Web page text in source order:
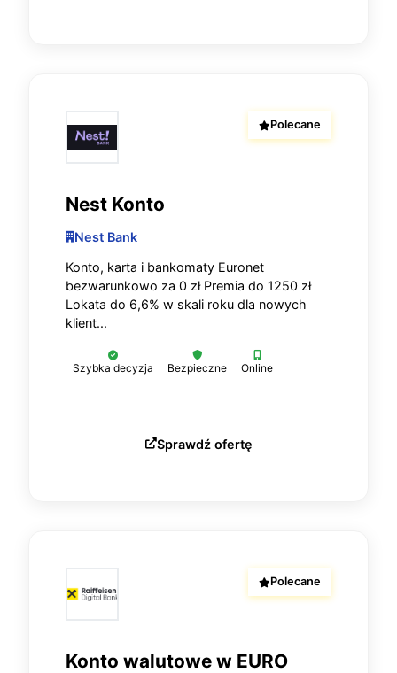
Polecane
Nest Konto
Nest Bank
Konto, karta i bankomaty Euronet
bezwarunkowo za 0 zł Premia do 1250 zł
Lokata do 6,6% w skali roku dla nowych
klient...
Szybka decyzja Bezpieczne Online
Sprawdź ofertę
Polecane
Konto walutowe w EURO